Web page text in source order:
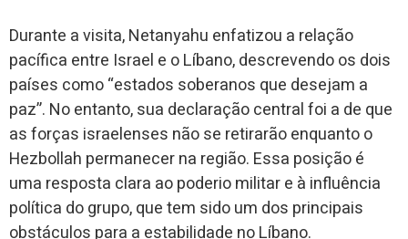
Durante a visita, Netanyahu enfatizou a relação
pacífica entre Israel e o Líbano, descrevendo os dois
países como “estados soberanos que desejam a
paz”. No entanto, sua declaração central foi a de que
as forças israelenses não se retirarão enquanto o
Hezbollah permanecer na região. Essa posição é
uma resposta clara ao poderio militar e à influência
política do grupo, que tem sido um dos principais
obstáculos para a estabilidade no Líbano.